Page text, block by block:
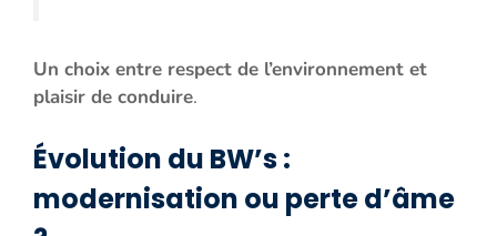
Un choix entre respect de l’environnement et
plaisir de conduire.
Évolution du BW’s :
modernisation ou perte d’âme